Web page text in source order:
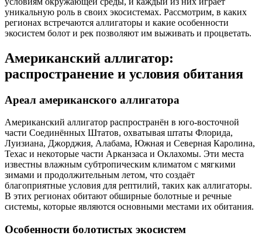
уникальную роль в своих экосистемах. Рассмотрим, в каких
регионах встречаются аллигаторы и какие особенности
экосистем болот и рек позволяют им выживать и процветать.
Американский аллигатор:
распространение и условия обитания
Ареал американского аллигатора
Американский аллигатор распространён в юго-восточной
части Соединённых Штатов, охватывая штаты Флорида,
Луизиана, Джорджия, Алабама, Южная и Северная Каролина,
Техас и некоторые части Арканзаса и Оклахомы. Эти места
известны влажным субтропическим климатом с мягкими
зимами и продолжительным летом, что создаёт
благоприятные условия для рептилий, таких как аллигаторы.
В этих регионах обитают обширные болотные и речные
системы, которые являются основными местами их обитания.
Особенности болотистых экосистем